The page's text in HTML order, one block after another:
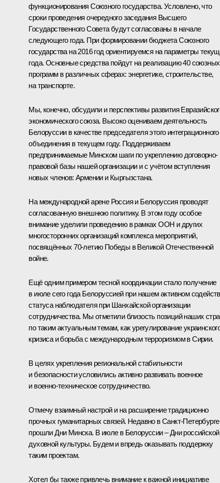
функционирования Союзного государства. Условлено, что
сроки проведения очередного заседания Высшего
Государственного Совета будут согласованы в начале
следующего года. При формировании бюджета Союзного
государства на 2016 год ориентируемся на параметры
года. Основные средства пойдут на реализацию 40 союзных
программ в различных сферах: энергетике, строительстве,
на транспорте.
Мы, конечно, обсудили и перспективы развития
экономического союза. Высоко оцениваем деятельность
Белоруссии в качестве председателя этого интеграционного
объединения в текущем году. Поддерживаем
предпринимаемые Минском шаги по укреплению договорно-
правовой базы нашей организации и с учётом вступления
новых членов: Армении и Кыргызстана.
На международной арене Россия и Белоруссия проводят
согласованную внешнюю политику. В этом году особое
внимание уделили проведению в рамках ООН и других
многосторонних организаций комплекса мероприятий,
посвящённых 70‑летию Победы в Великой Отечественной
войне.
Ещё одним примером тесной координации стало получение
в июле сего года Белоруссией при нашем активном
статуса наблюдателя при Шанхайской организации
сотрудничества. Мы отметили близость позиций наших
по таким актуальным темам, как урегулирование
кризиса и борьба с международным терроризмом в Сирии.
В целях укрепления региональной стабильности
и безопасности условились активно развивать военное
и военно-техническое сотрудничество.
Отмечу взаимный настрой и на расширение традиционно
прочных гуманитарных связей. Недавно в Санкт-Петербурге
прошли Дни Минска. В июле в Белоруссии – Дни российской
духовной культуры. Будем и впредь оказывать поддержку
таким проектам.
Хотел бы также привлечь внимание к важной инициативе